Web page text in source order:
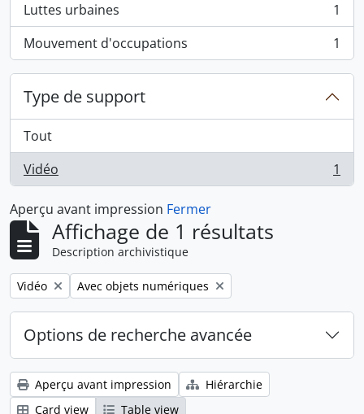
Luttes urbaines
, 1 résultats
1
Mouvement d'occupations
, 1 résultats 1
Type de support
Tout
Vidéo
, 1 résultats 1
Aperçu avant impression Fermer
Affichage de 1 résultats
Description archivistique
Remove filter:
Vidéo Remove filter:
Avec objets numériques
Options de recherche avancée
Aperçu avant impression
Hiérarchie
Card view
Table view